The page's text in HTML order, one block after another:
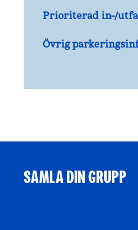
Prioriterad in-/
Övrig
SAMLA DIN GRUPP